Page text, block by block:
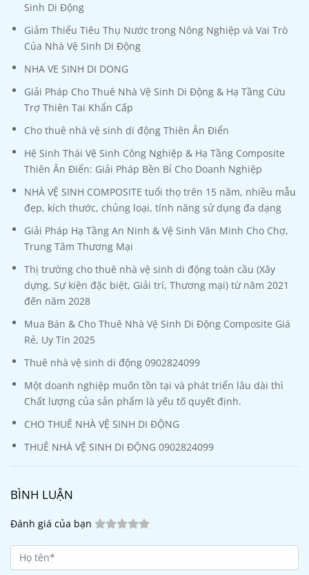
Sinh Di Động
Giảm Thiểu Tiêu Thụ Nước trong Nông Nghiệp và Vai Trò
Của Nhà Vệ Sinh Di Động
NHA VE SINH DI DONG
Giải Pháp Cho Thuê Nhà Vệ Sinh Di Động & Hạ Tầng Cứu
Trợ Thiên Tai Khẩn Cấp
Cho thuê nhà vệ sinh di động Thiên Ân Điển
Hệ Sinh Thái Vệ Sinh Công Nghiệp & Hạ Tầng Composite
Thiên Ân Điển: Giải Pháp Bền Bỉ Cho Doanh Nghiệp
NHÀ VỆ SINH COMPOSITE tuổi thọ trên 15 năm, nhiều mẫu
đẹp, kích thước, chủng loại, tính năng sử dụng đa dạng
Giải Pháp Hạ Tầng An Ninh & Vệ Sinh Văn Minh Cho Chợ,
Trung Tâm Thương Mại
Thị trường cho thuê nhà vệ sinh di động toàn cầu (Xây
dựng, Sự kiện đặc biệt, Giải trí, Thương mại) từ năm 2021
đến năm 2028
Mua Bán & Cho Thuê Nhà Vệ Sinh Di Động Composite Giá
Rẻ, Uy Tín 2025
Thuê nhà vệ sinh di động 0902824099
Một doanh nghiệp muốn tồn tại và phát triển lâu dài thì
Chất lượng của sản phẩm là yếu tố quyết định.
CHO THUÊ NHÀ VỆ SINH DI ĐỘNG
THUÊ NHÀ VỆ SINH DI ĐỘNG 0902824099
BÌNH LUẬN
Đánh giá của bạn